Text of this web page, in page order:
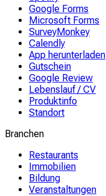
Google Forms
Microsoft Forms
SurveyMonkey
Calendly
App herunterladen
Gutschein
Google Review
Lebenslauf / CV
Produktinfo
Standort
Branchen
Restaurants
Immobilien
Bildung
Veranstaltungen